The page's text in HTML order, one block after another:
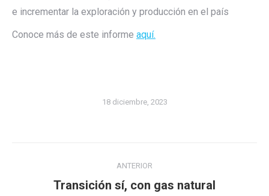
e incrementar la exploración y producción en el país
Conoce más de este informe aquí.
18 diciembre, 2023
ANTERIOR
Publicación
Transición sí, con gas natural